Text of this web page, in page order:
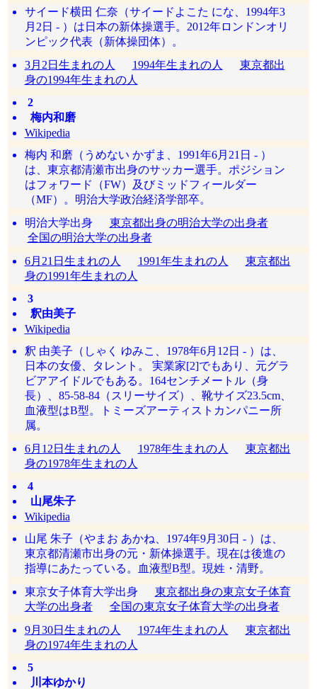
サイード横田 仁奈（サイードよこた にな、1994年3
月2日 - ）は日本の新体操選手。2012年ロンドンオリ
ンピック代表（新体操団体）。
3月2日生まれの人
1994年生まれの人
東京都出
身の1994年生まれの人
2
梅内和磨
Wikipedia
梅内 和磨（うめない かずま、1991年6月21日 - ）
は、東京都清瀬市出身のサッカー選手。ポジション
はフォワード（FW）及びミッドフィールダー
（MF）。明治大学政治経済学部卒。
明治大学出身 東京都出身の明治大学の出身者
全国の明治大学の出身者
6月21日生まれの人
1991年生まれの人
東京都出
身の1991年生まれの人
3
釈由美子
Wikipedia
釈 由美子（しゃく ゆみこ、1978年6月12日 - ）は、
日本の女優、タレント。 実業家[2]でもあり、元グラ
ビアアイドルでもある。164センチメートル（身
長）、85-58-84（スリーサイズ）、靴サイズ23.5cm、
血液型はB型。トミーズアーティストカンパニー所
属。
6月12日生まれの人
1978年生まれの人
東京都出
身の1978年生まれの人
4
山尾朱子
Wikipedia
山尾 朱子（やまお あかね、1974年9月30日 - ）は、
東京都清瀬市出身の元・新体操選手。現在は後進の
指導にあたっている。血液型B型。現姓・清野。
東京女子体育大学出身 東京都出身の東京女子体育
大学の出身者
全国の東京女子体育大学の出身者
9月30日生まれの人
1974年生まれの人
東京都出
身の1974年生まれの人
5
川本ゆかり